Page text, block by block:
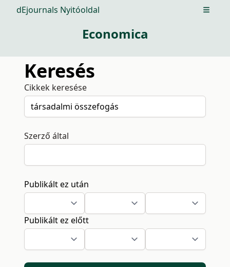
dEjournals Nyitóoldal Open
Economica
Keresés
Cikkek keresése
Szerző által
Publikált ez után
Publikált ez előtt